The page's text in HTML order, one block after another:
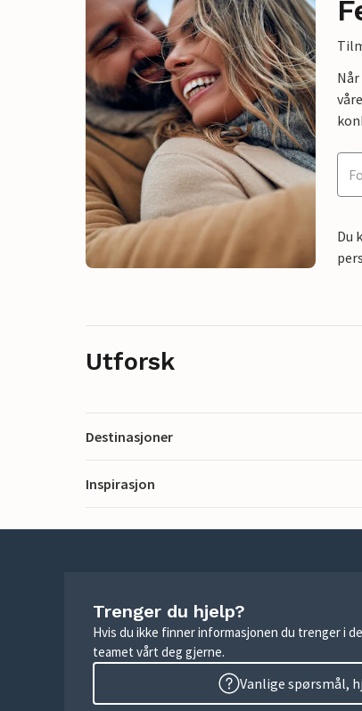
Du
Utforsk
Destinasjoner
Inspirasjon
Trenger du hjelp?
Hvis du ikke finner informasjonen du trenger i
teamet vårt deg gjerne.
Vanlige spørsmål,